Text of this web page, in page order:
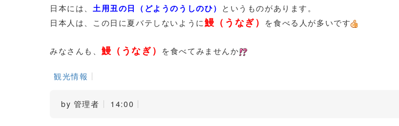
日本には、 土用丑の日（どようのうしのひ） というものがあります。
日本人は、この日に夏バテしないように鰻（うなぎ） を食べる人が多いです
みなさんも、 鰻（うなぎ） を食べてみませんか
観光情報
by 管理者 14:00